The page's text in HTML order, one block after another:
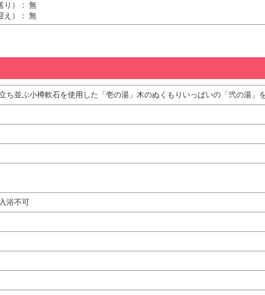
り）： 無
え）： 無
ち並ぶ小樽軟石を使用した「壱の湯」木のぬくもりいっぱいの「弐の湯」
浴不可